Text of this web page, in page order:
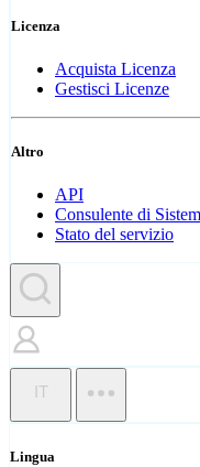
Licenza
Acquista Licenza
Gestisci Licenze
Altro
API
Consulente di
Stato del servizio
IT
Lingua